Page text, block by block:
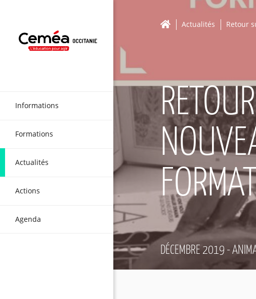
Actualités Retour
DÉCEMBRE 2019 -
Informations
Formations
Actualités
Actions
Agenda